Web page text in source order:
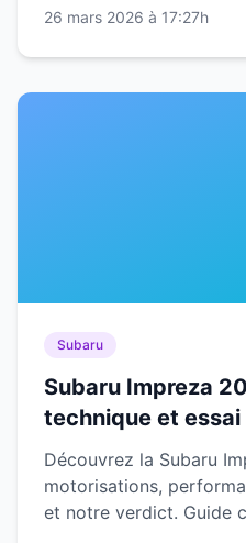
26 mars 2026 à 17:27h
Subaru
Subaru Impreza
technique et
Découvrez la Subaru
motorisations,
et notre verdict. Guide